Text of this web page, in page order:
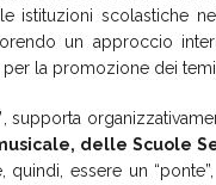
istituzioni scolastiche
un approccio
la promozione dei temi
, supporta
delle Scuole
quindi, essere un